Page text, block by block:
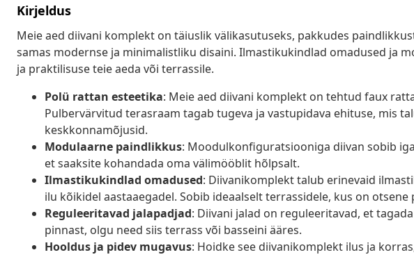
Kirjeldus
Meie aed diivani komplekt on täiuslik välikasutuseks, pakkudes
samas modernse ja minimalistliku disaini. Ilmastikukindlad omadused ja
ja praktilisuse teie aeda või terrassile.
Polü rattan esteetika: Meie aed diivani komplekt on tehtud faux
Pulbervärvitud terasraam tagab tugeva ja vastupidava ehituse, mis
keskkonnamõjusid.
Modulaarne paindlikkus: Moodulkonfiguratsiooniga diivan sobib
et saaksite kohandada oma välimööblit hõlpsalt.
Ilmastikukindlad omadused: Diivanikomplekt talub erinevaid
ilu kõikidel aastaaegadel. Sobib ideaalselt terrassidele, kus on otsene
Reguleeritavad jalapadjad: Diivani jalad on reguleeritavad, et
pinnast, olgu need siis terrass või basseini ääres.
Hooldus ja pidev mugavus: Hoidke see diivanikomplekt ilus ja